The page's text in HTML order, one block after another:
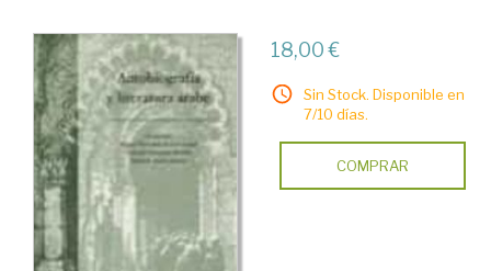
18,00 €
Sin Stock. Disponible en
7/10 días.
COMPRAR